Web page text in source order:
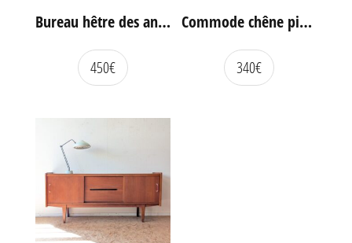
Bureau hêtre des années 60
450€
Commode chêne pieds compas vintage
340€